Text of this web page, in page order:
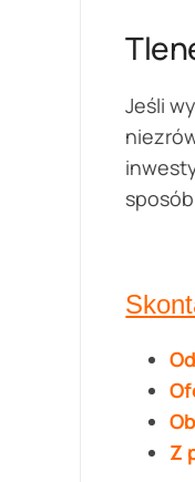
Jeśli
Z